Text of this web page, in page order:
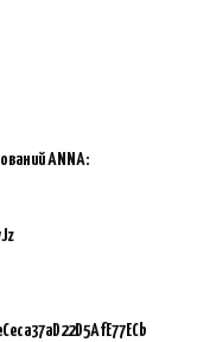
ANNA: